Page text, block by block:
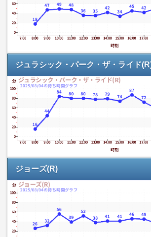
ジュラシック・パーク・ザ・ライド
ジョーズ(R)